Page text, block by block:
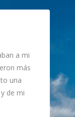
a mi
más
una
de mi